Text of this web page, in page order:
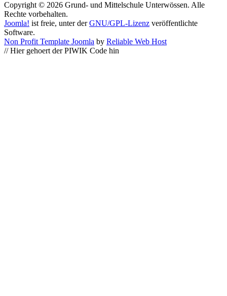
Copyright © 2026 Grund- und Mittelschule Unterwössen. Alle
Rechte vorbehalten.
Joomla! ist freie, unter derGNU/GPL-Lizenz veröffentlichte
Software.
Non Profit Template Joomla by Reliable Web Host
// Hier gehoert der PIWIK Code hin